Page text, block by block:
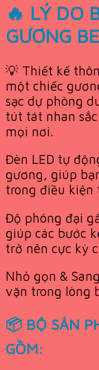
🔥 LÝ DO
GƯƠNG
💡 Thiết kế
một chiếc
sạc dự phòng
tút tát nhan
mọi nơi.
Đèn LED tự
gương, giúp
trong điều kiện
Độ phóng đại
giúp các bước
trở nên cực kỳ
Nhỏ gọn &
vặn trong lòng
📦 BỘ SẢN
GỒM: